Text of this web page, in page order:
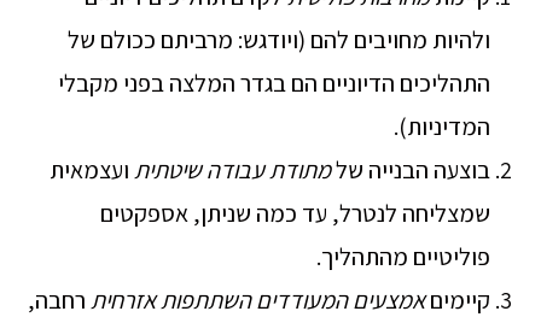
ולהיות מחויבים להם (ויודגש: מרביתם ככולם של
התהליכים הדיוניים הם בגדר המלצה בפני מקבלי
המדיניות).
בוצעה הבנייה שלמתודת עבודה שיטתיתועצמאית
שמצליחה לנטרל, עד כמה שניתן, אספקטים
פוליטיים מהתהליך.
קיימיםאמצעים המעודדים השתתפות אזרחיתרחבה,